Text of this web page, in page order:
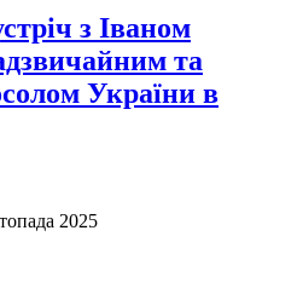
з Іваном
та
України в
2025